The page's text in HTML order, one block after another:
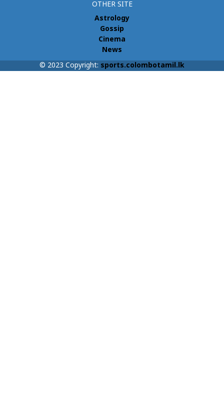
OTHER SITE
Astrology
Gossip
Cinema
News
© 2023 Copyright: sports.colombotamil.lk